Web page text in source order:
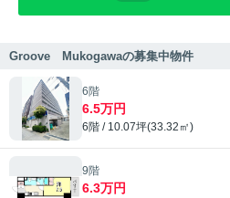
Groove Mukogawaの募集中物件
6階
6.5万円
6階 / 10.07坪(33.32㎡)
9階
6.3万円